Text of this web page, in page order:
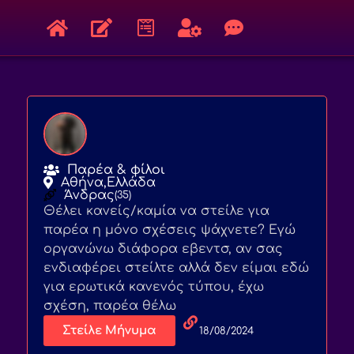
Παρέα & φίλοι
Αθήνα,Ελλάδα
Άνδρας(35)
Θέλει κανείς/καμία να στείλε για
παρέα η μόνο σχέσεις ψάχνετε? Εγώ
οργανώνω διάφορα εβεντσ, αν σας
ενδιαφέρει στείλτε αλλά δεν είμαι εδώ
για ερωτικά κανενός τύπου, έχω
σχέση, παρέα θέλω
Στείλε Μήνυμα 18/08/2024